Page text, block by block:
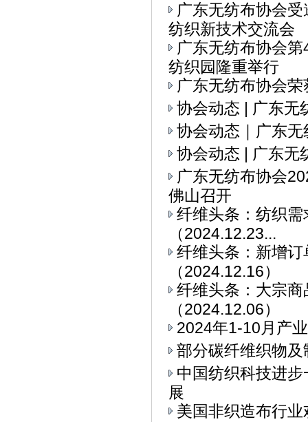
广东无纺布协会
纺织新技术交流会
广东无纺布协会
纺织园隆重举行
广东无纺布协会
协会动态 | 广东无
协会动态｜广东
协会动态 | 广东无
广东无纺布协会
佛山召开
纤维头条：纺织
（2024.12.23...
纤维头条：新增
（2024.12.16）
纤维头条：大宗
（2024.12.06）
2024年1-10月产
部分碳纤维织物
中国纺织科技进
展
美国非织造布行